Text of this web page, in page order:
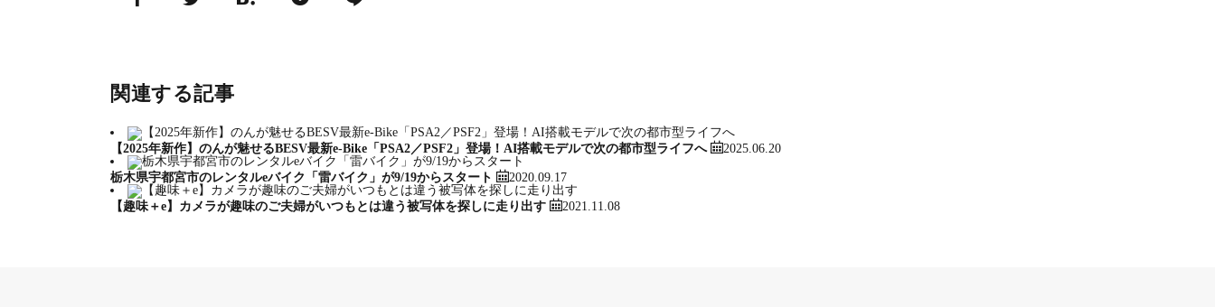
関連する記事
【2025年新作】のんが魅せるBESV最新e-Bike「PSA2／PSF2」登場！AI搭載モデルで次の都市型ライフへ 2025.06.20
栃木県宇都宮市のレンタルeバイク「雷バイク」が9/19からスタート 2020.09.17
【趣味＋e】カメラが趣味のご夫婦がいつもとは違う被写体を探しに走り出す 2021.11.08